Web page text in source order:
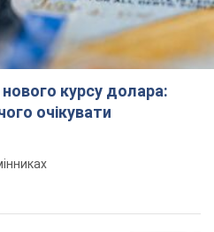
курсу долара:
очікувати